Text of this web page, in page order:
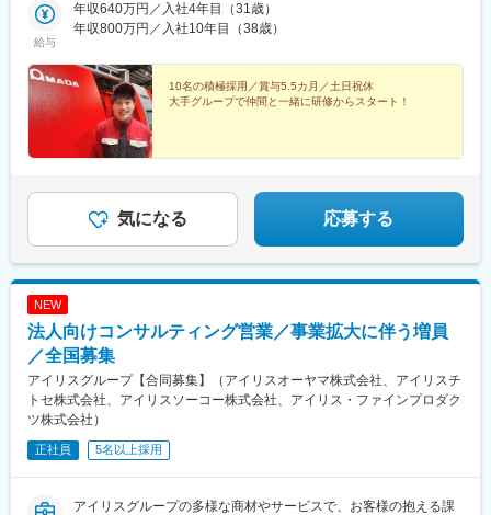
り※U・I・Jターン歓迎※受動喫煙対策：屋内禁煙／指定場所にて喫
煙可※社有車で活動いただきます
勢駅、土橋駅(愛知県)、あすなろう四日市駅、燕三条駅、西金沢
駅、村井駅、篠ノ井駅、草津駅(滋賀県)、伏見駅(京都府)、長田駅
東福山駅、徳山駅、空港通り駅、古町駅、春日原駅、下曽根駅、
武蔵塚駅、滝尾駅、近鉄四日市駅、本町四丁目駅、本町三丁目駅
給与
年収640万円／入社4年目（31歳）
年収800万円／入社10年目（38歳）
10名の積極採用／賞与5.5カ月／土日祝休
大手グループで仲間と一緒に研修からスタート！
気になる 応募する
NEW
法人向けコンサルティング営業／事業拡大に伴う増員
／全国募集
アイリスグループ【合同募集】（アイリスオーヤマ株式会社、アイリスチ
トセ株式会社、アイリスソーコー株式会社、アイリス・ファインプロダク
ツ株式会社）
正社員 5名以上採用
アイリスグループの多様な商材やサービスで、お客様の抱える課